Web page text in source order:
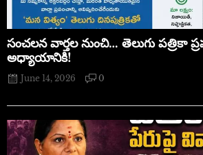
సంచలన వార్తల నుంచి… తెలుగు పత్రికా
అధ్యాయానికి!
June 14, 2026 0